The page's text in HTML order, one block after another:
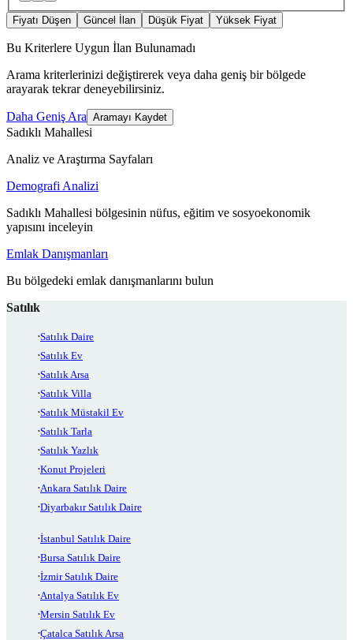
Fiyatı Düşen Güncel İlan Düşük Fiyat Yüksek Fiyat
Bu Kriterlere Uygun İlan Bulunamadı
Arama kriterlerinizi değiştirerek veya daha geniş bir bölgede
arayarak tekrar deneyebilirsiniz.
Daha Geniş Ara Aramayı Kaydet
Sadıklı Mahallesi
Analiz ve Araştırma Sayfaları
Demografi Analizi
Sadıklı Mahallesi bölgesinin nüfus, eğitim ve sosyoekonomik
yapısını inceleyin
Emlak Danışmanları
Bu bölgedeki emlak danışmanlarını bulun
Satılık
Satılık Daire
Satılık Ev
Satılık Arsa
Satılık Villa
Satılık Müstakil Ev
Satılık Tarla
Satılık Yazlık
Konut Projeleri
Ankara Satılık Daire
Diyarbakır Satılık Daire
İstanbul Satılık Daire
Bursa Satılık Daire
İzmir Satılık Daire
Antalya Satılık Ev
Mersin Satılık Ev
Çatalca Satılık Arsa